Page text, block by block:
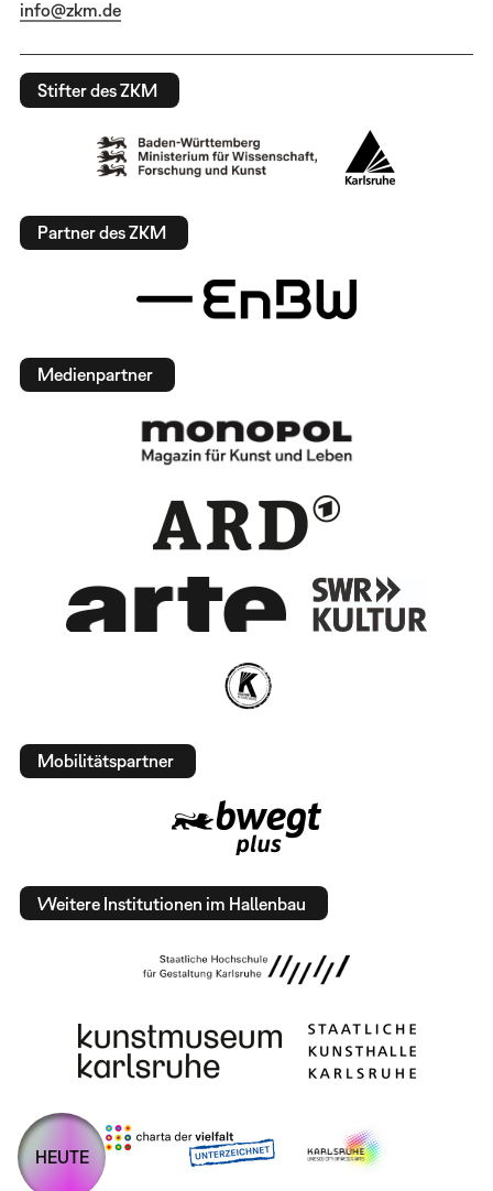
info@zkm.de
Stifter des ZKM
Partner des ZKM
Medienpartner
Mobilitätspartner
Weitere Institutionen im Hallenbau
HEUTE